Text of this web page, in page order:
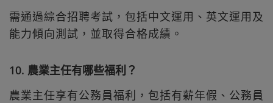
需通過綜合招聘考試，包括中文運用、英文運用及
能力傾向測試，並取得合格成績。
10. 農業主任有哪些福利？
農業主任享有公務員福利，包括有薪年假、公務員